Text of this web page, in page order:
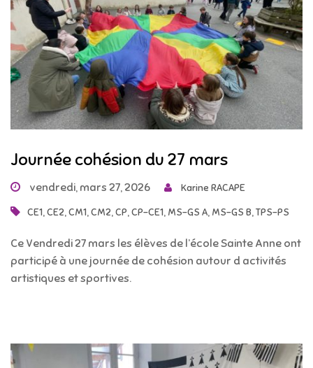
Journée cohésion du 27 mars
vendredi, mars 27, 2026 Karine RACAPE
CE1,CE2,CM1,CM2,CP,CP-CE1, MS-GS A, MS-GS B,TPS-PS
Ce Vendredi 27 mars les élèves de l’école Sainte Anne ont
participé à une journée de cohésion autour d activités
artistiques et sportives.